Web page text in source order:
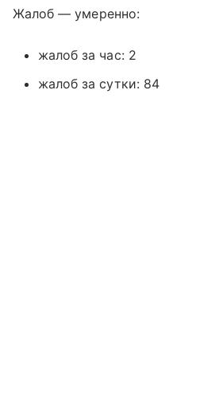
Жалоб — умеренно:
жалоб за час: 2
жалоб за сутки: 84